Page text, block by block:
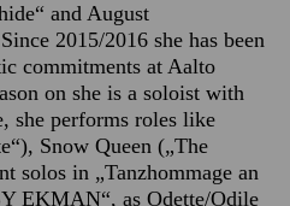
and August
2015/2016 she has been
commitments at Aalto
on she is a soloist with
she performs roles like
Snow Queen („The
solos in „Tanzhommage an
EKMAN“, as Odette/Odile